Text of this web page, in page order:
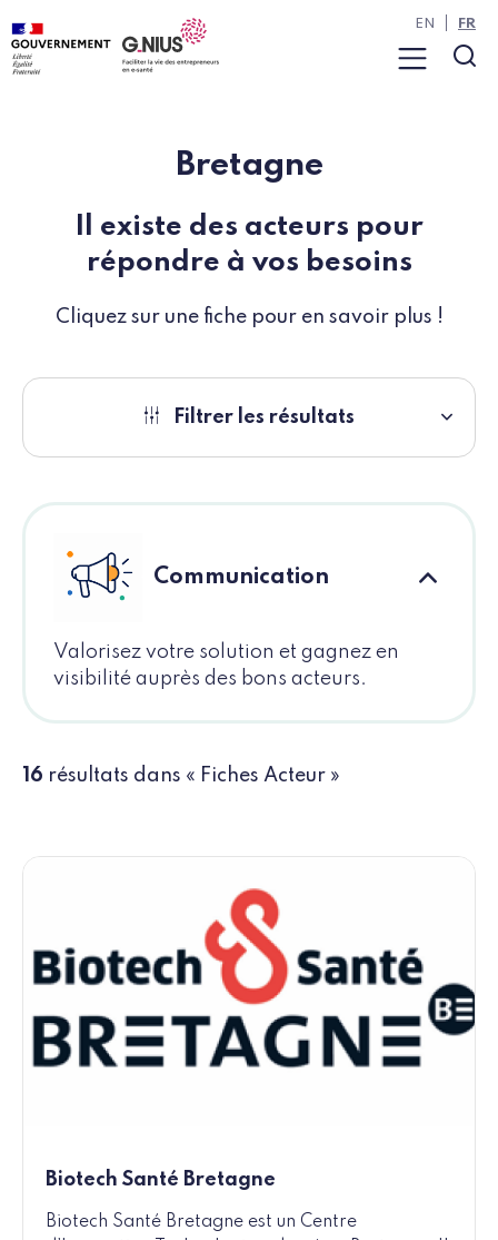
Panneau de gestion des cookies
Aller au contenu
Aller à la navigation
Menu
EN FR
Bretagne
Il existe des acteurs pour
répondre à vos besoins
Cliquez sur une fiche pour en savoir plus !
Filtrer les résultats
Communication
Valorisez votre solution et gagnez en
visibilité auprès des bons acteurs.
16 résultats dans « Fiches Acteur »
Biotech Santé Bretagne
Biotech Santé Bretagne est un Centre